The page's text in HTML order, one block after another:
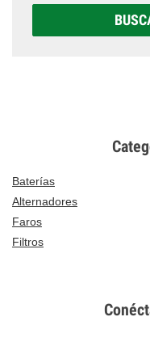
Baterías
Alternadores
Faros
Filtros